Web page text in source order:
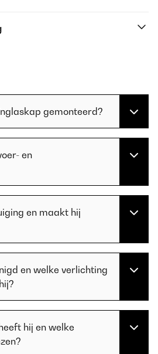
gemonteerd?
en
en maakt hij
en welke verlichting
hij en welke